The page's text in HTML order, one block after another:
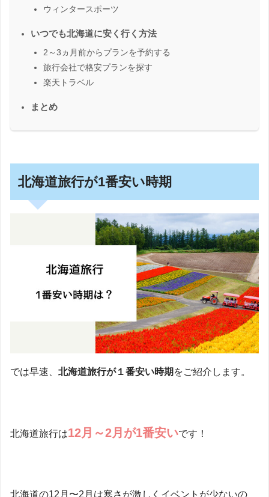
ウィンタースポーツ
いつでも北海道に安く行く方法
2～3ヵ月前からプランを予約する
旅行会社で格安プランを探す
楽天トラベル
まとめ
北海道旅行が1番安い時期
では早速、 北海道旅行が１番安い時期 をご紹介します。
北海道旅行は12月～2月が1番安いです！
北海道の12月〜2月は寒さが激しくイベントが少ないの